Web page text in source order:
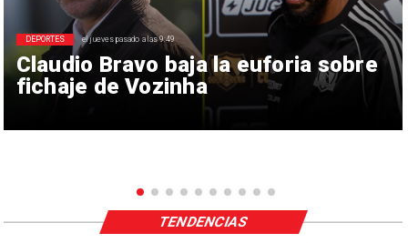
Claudio Bravo baja la euforia sobre
fichaje de Vozinha
DEPORTES el jueves pasado a las 9:49
TENDENCIAS